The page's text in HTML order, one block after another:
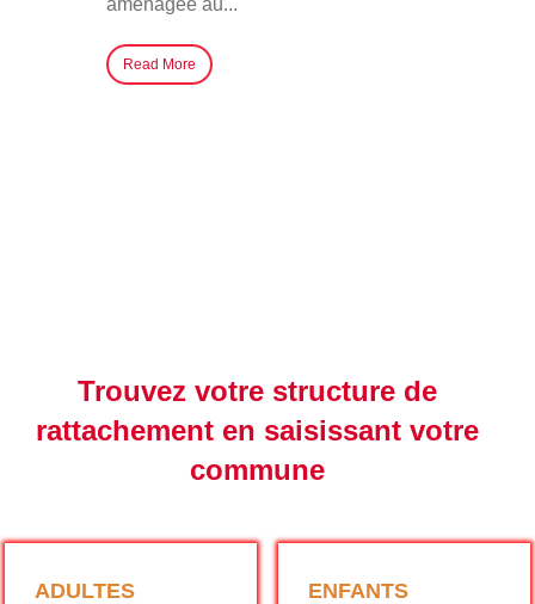
aménagée au...
Read More
Trouvez votre structure de
rattachement en saisissant votre
commune
ADULTES ENFANTS